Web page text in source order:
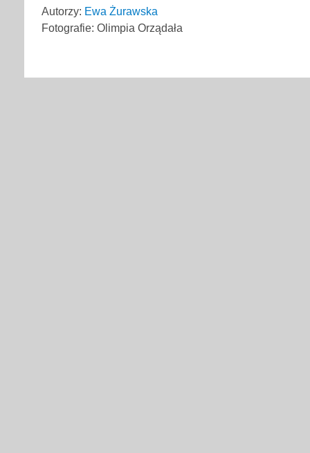
Autorzy: Ewa Żurawska
Fotografie: Olimpia Orządała